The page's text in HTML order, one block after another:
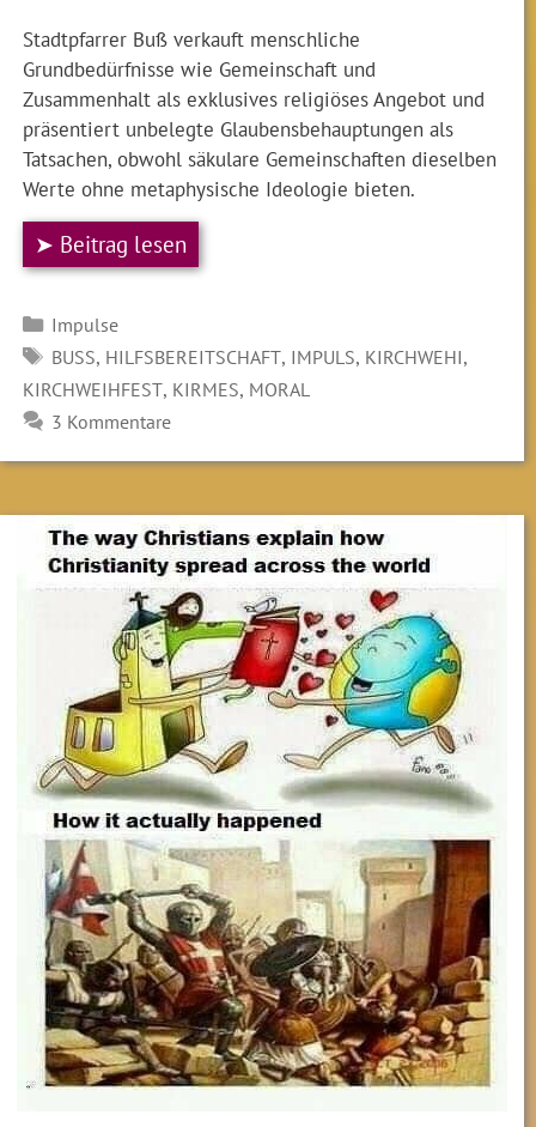
Stadtpfarrer Buß verkauft menschliche
Grundbedürfnisse wie Gemeinschaft und
Zusammenhalt als exklusives religiöses Angebot und
präsentiert unbelegte Glaubensbehauptungen als
Tatsachen, obwohl säkulare Gemeinschaften dieselben
Werte ohne metaphysische Ideologie bieten.
➤ Beitrag lesen
Kategorien
Impulse
SCHLAGWÖRTER
BUSS , HILFSBEREITSCHAFT, IMPULS, KIRCHWEHI,
KIRCHWEIHFEST, KIRMES, MORAL
3 Kommentare